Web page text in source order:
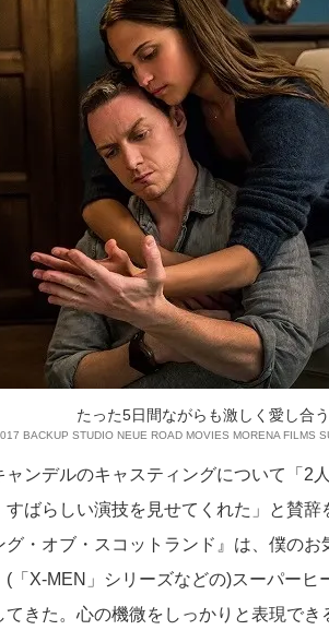
たった5日間ながらも激しく愛し合う
BACKUP STUDIO NEUE ROAD MOVIES MORENA FILMS
ャンデルのキャスティングについて「2
すばらしい演技を見せてくれた」と賛辞
グ・オブ・スコットランド』は、僕の
(「X-MEN」シリーズなどの)スーパーヒ
きた。心の機微をしっかりと表現でき